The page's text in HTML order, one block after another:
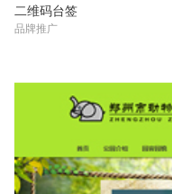
二维码台签
品牌推广